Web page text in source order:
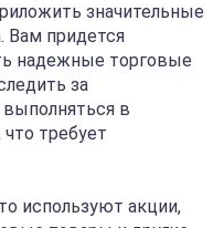
значительные
Вам придется
надежные торговые
за
в
требует
используют акции,